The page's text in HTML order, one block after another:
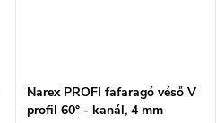
Narex PROFI fafaragó véső V
profil 60° - kanál, 4 mm